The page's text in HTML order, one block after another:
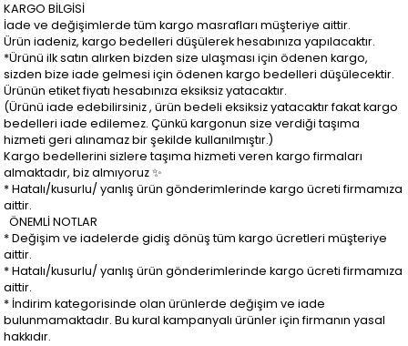
KARGO BİLGİSİ
İade ve değişimlerde tüm kargo masrafları müşteriye aittir.
Ürün iadeniz, kargo bedelleri düşülerek hesabınıza yapılacaktır.
*Ürünü ilk satın alırken bizden size ulaşması için ödenen kargo,
sizden bize iade gelmesi için ödenen kargo bedelleri düşülecektir.
Ürünün etiket fiyatı hesabınıza eksiksiz yatacaktır.
(Ürünü iade edebilirsiniz , ürün bedeli eksiksiz yatacaktır fakat kargo
bedelleri iade edilemez. Çünkü kargonun size verdiği taşıma
hizmeti geri alınamaz bir şekilde kullanılmıştır.)
Kargo bedellerini sizlere taşıma hizmeti veren kargo firmaları
almaktadır, biz almıyoruz ✨
* Hatalı/kusurlu/ yanlış ürün gönderimlerinde kargo ücreti firmamıza
aittir.
ÖNEMLİ NOTLAR
* Değişim ve iadelerde gidiş dönüş tüm kargo ücretleri müşteriye
aittir.
* Hatalı/kusurlu/ yanlış ürün gönderimlerinde kargo ücreti firmamıza
aittir.
* İndirim kategorisinde olan ürünlerde değişim ve iade
bulunmamaktadır. Bu kural kampanyalı ürünler için firmanın yasal
hakkıdır.